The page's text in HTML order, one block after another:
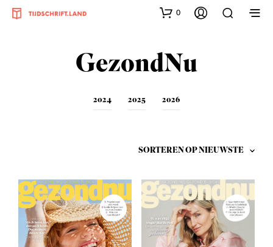
0
GezondNu
2024 2025 2026